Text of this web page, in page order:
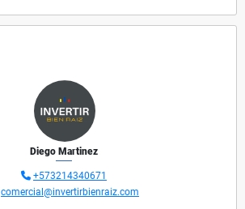
Diego Martinez
+573214340671
comercial@invertirbienraiz.com